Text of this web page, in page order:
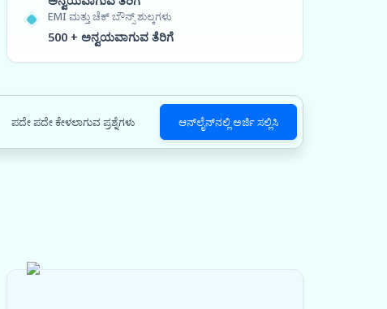
EMI ಮತ್ತು ಚೆಕ್ ಬೌನ್ಸ್ ಶುಲ್ಕಗಳು
500 + ಅನ್ವಯವಾಗುವ ತೆರಿಗೆ
ಪದೇ ಪದೇ ಕೇಳಲಾಗುವ ಪ್ರಶ್ನೆಗಳು ಆನ್‌ಲೈನ್‌ನಲ್ಲಿ ಅರ್ಜಿ ಸಲ್ಲಿಸಿ